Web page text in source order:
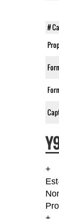
#
+